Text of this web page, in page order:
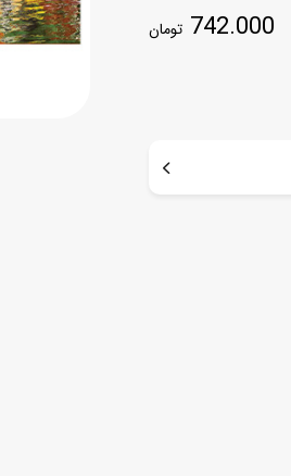
کیف پول
742.000 تومان